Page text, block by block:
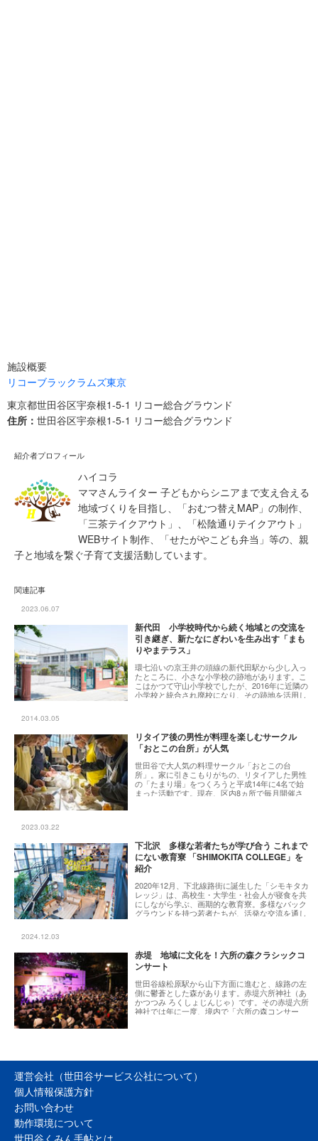
施設概要
リコーブラックラムズ東京
東京都世田谷区宇奈根1-5-1 リコー総合グラウンド
住所： 世田谷区宇奈根1-5-1 リコー総合グラウンド
紹介者プロフィール
ハイコラ
ママさんライター 子どもからシニアまで支え合える
地域づくりを目指し、「おむつ替えMAP」の制作、
「三茶テイクアウト」、「松陰通りテイクアウト」
WEBサイト制作、「せたがやこども弁当」等の、親
子と地域を繋ぐ子育て支援活動しています。
関連記事
2023.06.07
新代田 小学校時代から続く地域との交流を
引き継ぎ、新たなにぎわいを生み出す「まも
りやまテラス」
環七沿いの京王井の頭線の新代田駅から少し入っ
たところに、小さな小学校の跡地があります。こ
こはかつて守山小学校でしたが、2016年に近隣の
小学校と統合され廃校になり、その跡地を活用し
課の渡邊健行さんと「まもりやまはたけ部」代表
の清海敦子さんにお話をお伺いしました。
2014.03.05
リタイア後の男性が料理を楽しむサークル
「おとこの台所」が人気
世田谷で大人気の料理サークル「おとこの台
所」。家に引きこもりがちの、リタイアした男性
の「たまり場」をつくろうと平成14年に4名で始
まった活動です。現在、区内8ヵ所で毎月開催さ
2023.03.22
下北沢 多様な若者たちが学び合う これまで
にない教育寮 「SHIMOKITA COLLEGE」を
紹介
2020年12月、下北線路街に誕生した「シモキタカ
レッジ」は、高校生・大学生・社会人が寝食を共
にしながら学ぶ、画期的な教育寮。多様なバック
グラウンドを持つ若者たちが、活発な交流を通し
伺いました。
2024.12.03
赤堤 地域に文化を！六所の森クラシックコ
ンサート
世田谷線松原駅から山下方面に進むと、線路の左
側に鬱蒼とした森があります。赤堤六所神社（あ
かつつみ ろくしょじんじゃ）です。その赤堤六所
神社では年に一度、境内で「六所の森コンサー
運営会社（世田谷サービス公社について）
個人情報保護方針
お問い合わせ
動作環境について
世田谷くみん手帖とは